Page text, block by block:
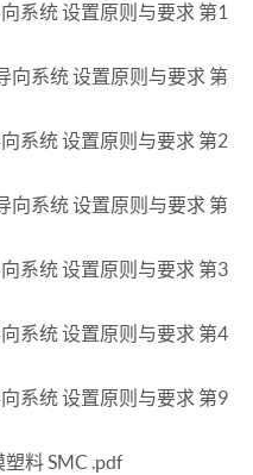
系统 设置原则与要求 第1
向系统 设置原则与要求 第
系统 设置原则与要求 第2
向系统 设置原则与要求 第
系统 设置原则与要求 第3
系统 设置原则与要求 第4
系统 设置原则与要求 第9
料 SMC .pdf